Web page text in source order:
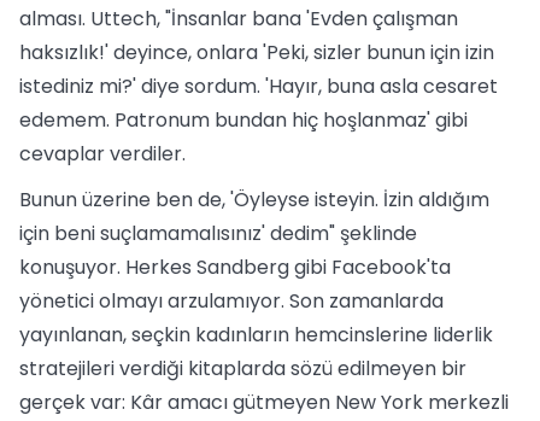
alması. Uttech, "İnsanlar bana 'Evden çalışman
haksızlık!' deyince, onlara 'Peki, sizler bunun için izin
istediniz mi?' diye sordum. 'Hayır, buna asla cesaret
edemem. Patronum bundan hiç hoşlanmaz' gibi
cevaplar verdiler.
Bunun üzerine ben de, 'Öyleyse isteyin. İzin aldığım
için beni suçlamamalısınız' dedim" şeklinde
konuşuyor. Herkes Sandberg gibi Facebook'ta
yönetici olmayı arzulamıyor. Son zamanlarda
yayınlanan, seçkin kadınların hemcinslerine liderlik
stratejileri verdiği kitaplarda sözü edilmeyen bir
gerçek var: Kâr amacı gütmeyen New York merkezli